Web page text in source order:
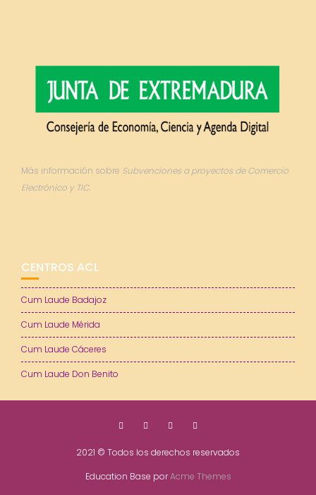
Más información sobre Subvenciones a proyectos de Comercio
Electrónico y TIC.
CENTROS ACL
Cum Laude Badajoz
Cum Laude Mérida
Cum Laude Cáceres
Cum Laude Don Benito
2021 © Todos los derechos reservados
Education Base porAcme Themes